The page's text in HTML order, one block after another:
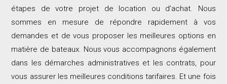
étapes de votre projet de location ou d’achat. Nous
sommes en mesure de répondre rapidement à vos
demandes et de vous proposer les meilleures options en
matière de bateaux. Nous vous accompagnons également
dans les démarches administratives et les contrats, pour
vous assurer les meilleures conditions tarifaires. Et une fois